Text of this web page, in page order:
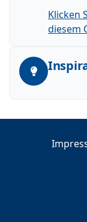
Klicken
diesem